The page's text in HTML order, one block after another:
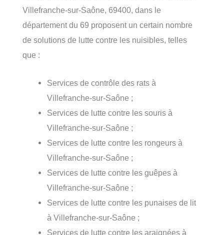
Villefranche-sur-Saône, 69400, dans le
département du 69 proposent un certain nombre
de solutions de lutte contre les nuisibles, telles
que :
Services de contrôle des rats à
Villefranche-sur-Saône ;
Services de lutte contre les souris à
Villefranche-sur-Saône ;
Services de lutte contre les rongeurs à
Villefranche-sur-Saône ;
Services de lutte contre les guêpes à
Villefranche-sur-Saône ;
Services de lutte contre les punaises de lit
à Villefranche-sur-Saône ;
Services de lutte contre les araignées à